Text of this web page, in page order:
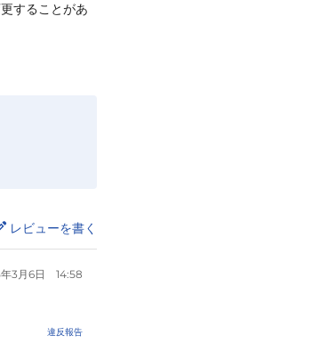
することがあ
レビューを書く
3月6日 14:58
違反報告